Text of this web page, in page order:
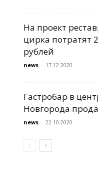
На проект
цирка потратят
рублей
news - 17.12.2020
Гастробар в
Новгорода
news - 22.10.2020